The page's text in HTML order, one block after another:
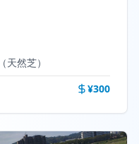
然芝）
¥300